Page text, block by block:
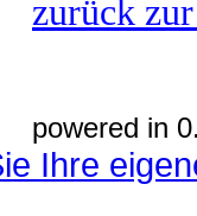
zurück
powered in
Ihre